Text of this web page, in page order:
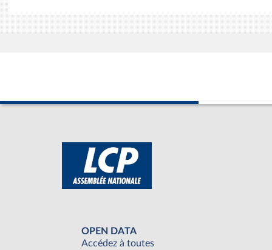
OPEN DATA
Accédez à toutes